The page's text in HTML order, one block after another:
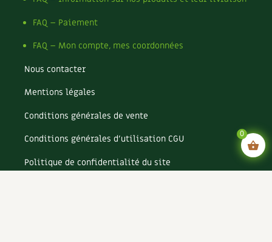
FAQ – Paiement
FAQ – Mon compte, mes coordonnées
Nous contacter
Mentions légales
Conditions générales de vente
Conditions générales d’utilisation CGU
Politique de confidentialité du site
0